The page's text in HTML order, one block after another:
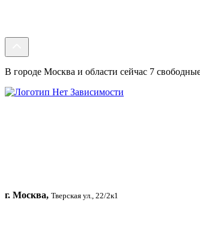
В городе Москва и области сейчас 7
г. Москва, Тверская ул., 22/2к1